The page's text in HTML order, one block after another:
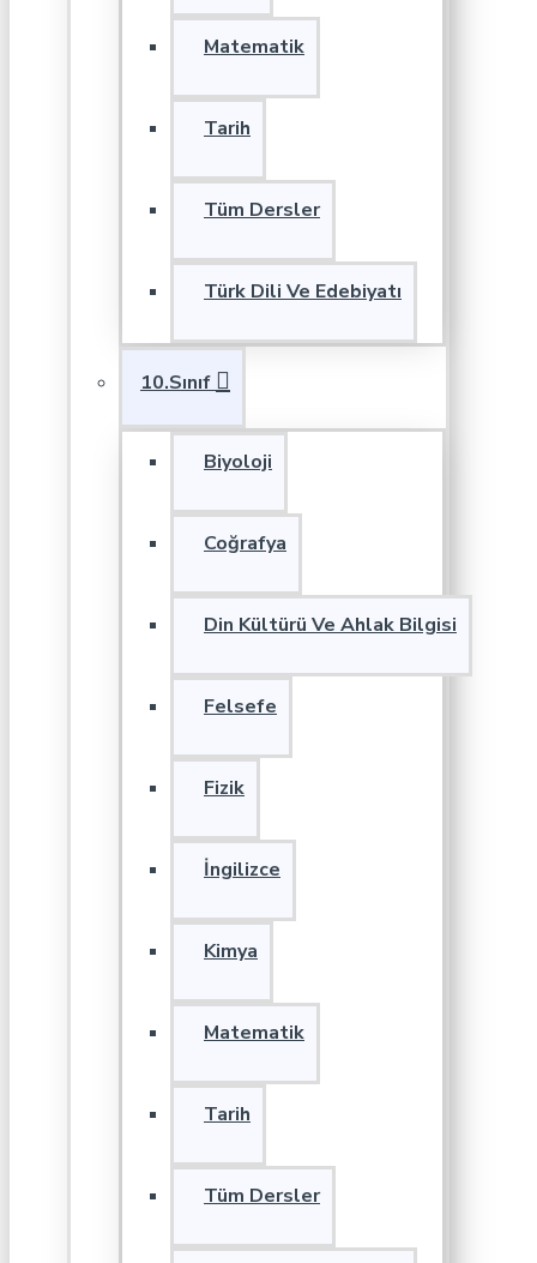
Matematik
Tarih
Tüm Dersler
Türk Dili Ve Edebiyatı
10.Sınıf
Biyoloji
Coğrafya
Din Kültürü Ve Ahlak Bilgisi
Felsefe
Fizik
İngilizce
Kimya
Matematik
Tarih
Tüm Dersler